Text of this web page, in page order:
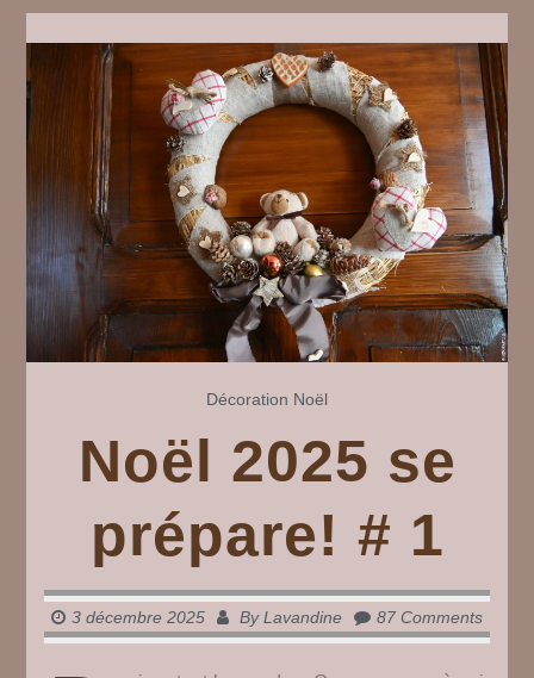
Noël
d’Antan
2025
#
2
Décoration Noël
Noël 2025 se
prépare! # 1
3 décembre 2025 ByLavandine 87 Comments